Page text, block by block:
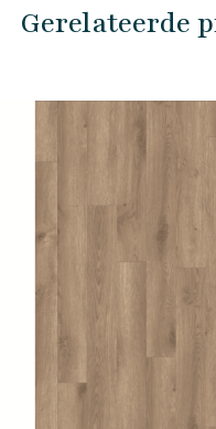
Gerelateerde